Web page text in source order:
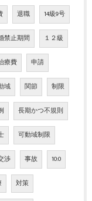
退職 14級9号
禁止期間 １２級
療費 申請
域 関節 制限
長期かつ不規則
可動域制限
渉 事故 10:0
対策